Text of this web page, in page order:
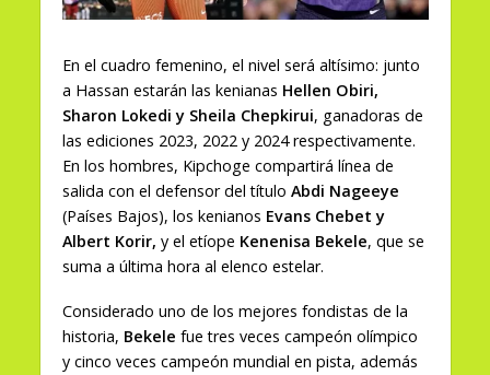
En el cuadro femenino, el nivel será altísimo: junto
a Hassan estarán las kenianas Hellen Obiri,
Sharon Lokedi y Sheila Chepkirui, ganadoras de
las ediciones 2023, 2022 y 2024 respectivamente.
En los hombres, Kipchoge compartirá línea de
salida con el defensor del título Abdi Nageeye
(Países Bajos), los kenianos Evans Chebet y
Albert Korir, y el etíope Kenenisa Bekele, que se
suma a última hora al elenco estelar.
Considerado uno de los mejores fondistas de la
historia, Bekele fue tres veces campeón olímpico
y cinco veces campeón mundial en pista, además